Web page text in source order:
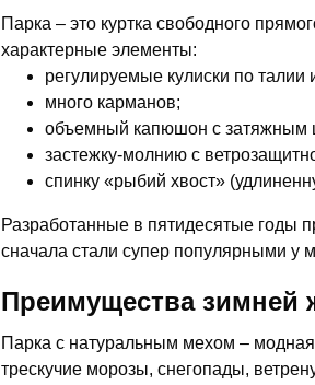
Парка – это куртка свободного
характерные элементы:
регулируемые кулиски по талии
много карманов;
объемный капюшон с затяжным
застежку-молнию с
спинку «рыбий хвост»
Разработанные в пятидесятые годы
сначала стали супер популярными у
Преимущества зимней
Парка с натуральным мехом –
трескучие морозы, снегопады,